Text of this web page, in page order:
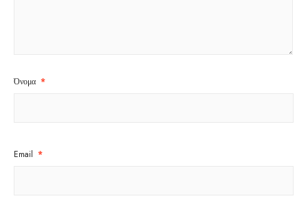
Όνομα *
Email *